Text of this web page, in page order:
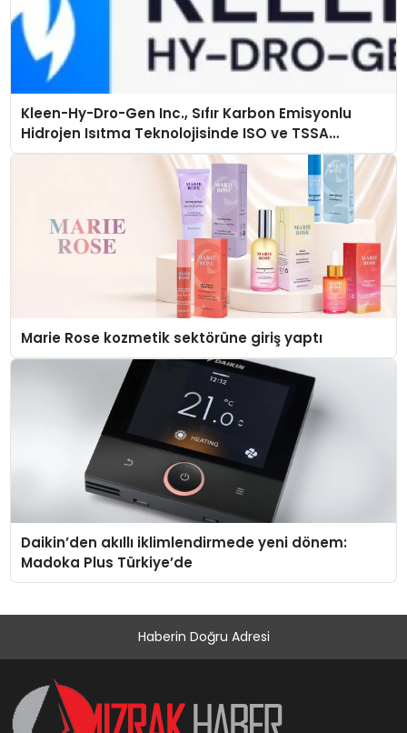
Kleen-Hy-Dro-Gen Inc., Sıfır Karbon Emisyonlu
Hidrojen Isıtma Teknolojisinde ISO ve TSSA
Düzenleyici Onaylarını Aldı
Marie Rose kozmetik sektörüne giriş yaptı
Daikin’den akıllı iklimlendirmede yeni dönem:
Madoka Plus Türkiye’de
Haberin Doğru Adresi